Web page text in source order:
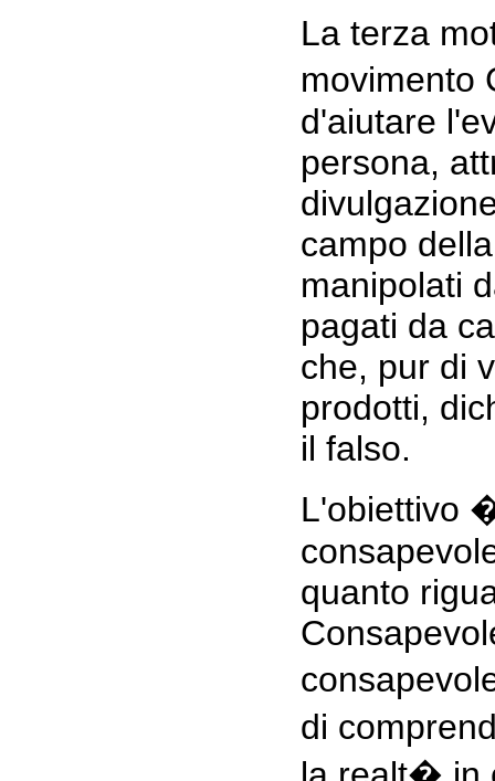
La terza
movimento
d'aiutare
persona,
campo
manipolati
pagati da
che, pur di
prodotti,
il falso.
L'obiettivo
quanto
di